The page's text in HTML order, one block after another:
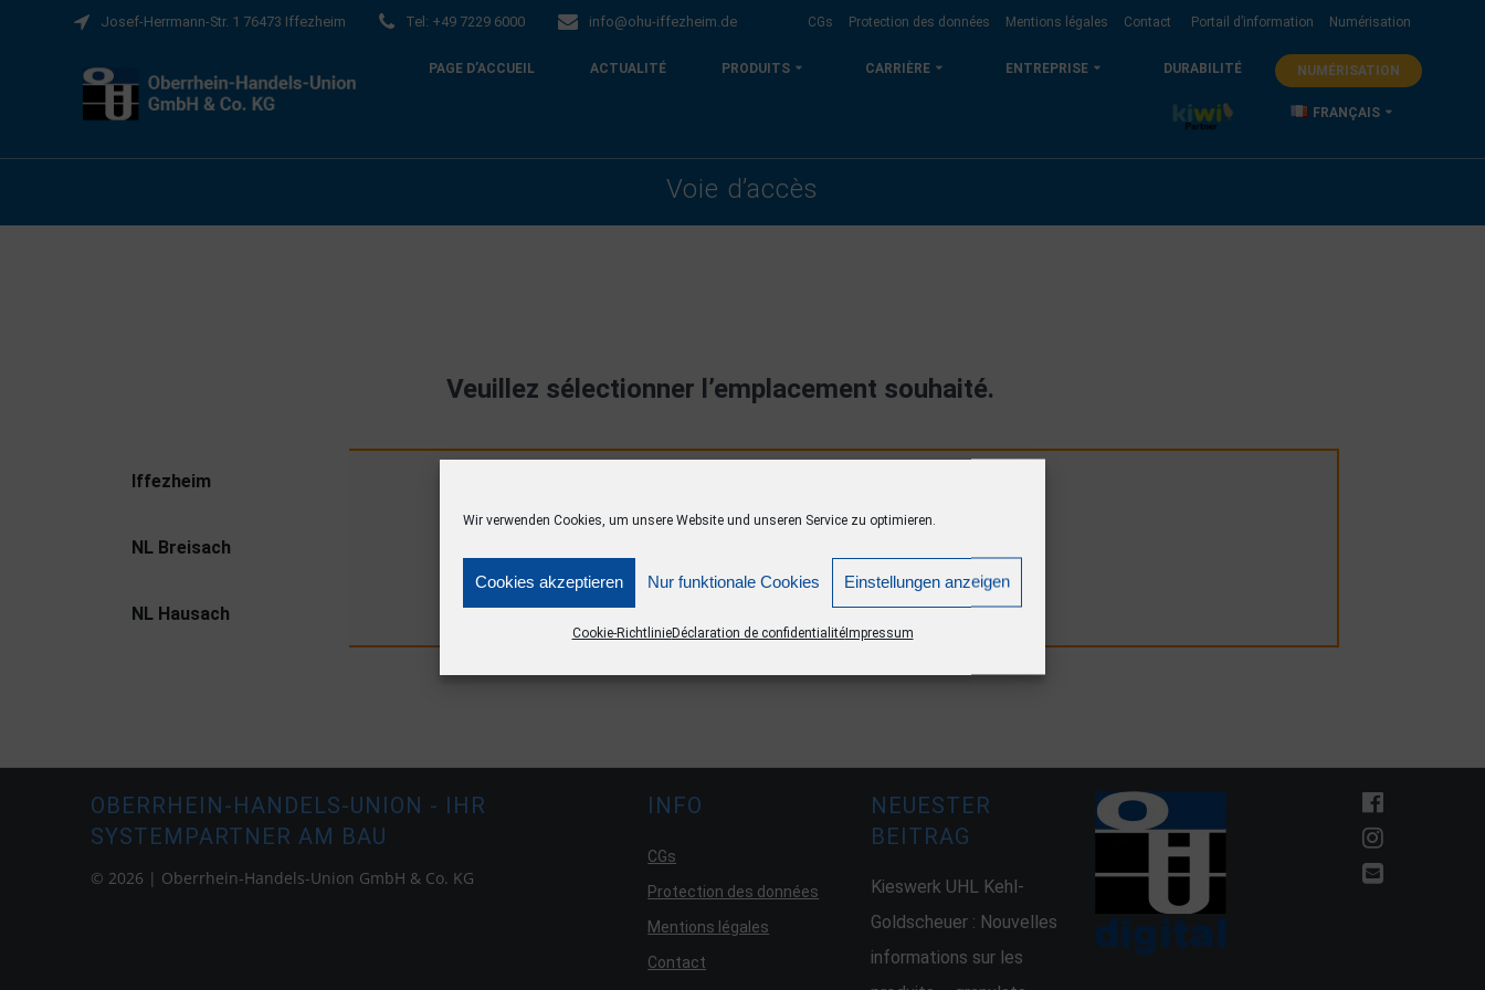
Wir verwenden Cookies, um unsere Website und unseren Service zu optimieren.
Cookies akzeptieren Nur funktionale Cookies Einstellungen anzeigen
Cookie-RichtlinieDéclaration de confidentialitéImpressum
Josef-Herrmann-Str. 1 76473 Iffezheim Tel: +49 7229 6000 info@ohu-iffezheim.de CGs Protection des données Mentions légales Contact Portail d’information Numérisation
PAGE D’ACCUEIL ACTUALITÉ PRODUITS CARRIÈRE ENTREPRISE DURABILITÉ NUMÉRISATION
FRANÇAIS
Deutsch
Voie d’accès
Veuillez sélectionner l’emplacement souhaité.
Iffezheim
NL Breisach
NL Hausach
OBERRHEIN-HANDELS-UNION - IHR
SYSTEMPARTNER AM BAU
© 2026 | Oberrhein-Handels-Union GmbH & Co. KG
INFO
CGs
Protection des données
Mentions légales
Contact
NEUESTER
BEITRAG
Kieswerk UHL Kehl-
Goldscheuer : Nouvelles
informations sur les